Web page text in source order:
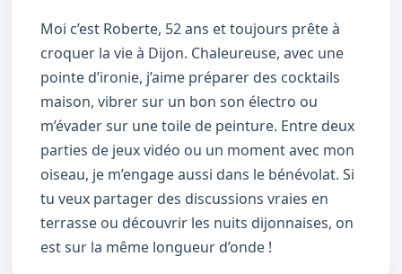
Moi c’est Roberte, 52 ans et toujours prête à
croquer la vie à Dijon. Chaleureuse, avec une
pointe d’ironie, j’aime préparer des cocktails
maison, vibrer sur un bon son électro ou
m’évader sur une toile de peinture. Entre deux
parties de jeux vidéo ou un moment avec mon
oiseau, je m’engage aussi dans le bénévolat. Si
tu veux partager des discussions vraies en
terrasse ou découvrir les nuits dijonnaises, on
est sur la même longueur d’onde !